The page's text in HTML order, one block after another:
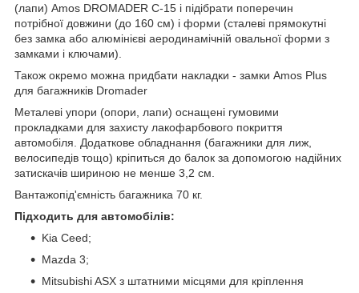
(лапи) Amos DROMADER C-15 і підібрати поперечин
потрібної довжини (до 160 см) і форми (сталеві прямокутні
без замка або алюмінієві аеродинамічній овальної форми з
замками і ключами).
Також окремо можна придбати накладки - замки Amos Plus
для багажників Dromader
Металеві упори (опори, лапи) оснащені гумовими
прокладками для захисту лакофарбового покриття
автомобіля. Додаткове обладнання (багажники для лиж,
велосипедів тощо) кріпиться до балок за допомогою надійних
затискачів шириною не менше 3,2 см.
Вантажопід'ємність багажника 70 кг.
Підходить для автомобілів:
Kia Ceed;
Mazda 3;
Mitsubishi ASX з штатними місцями для кріплення